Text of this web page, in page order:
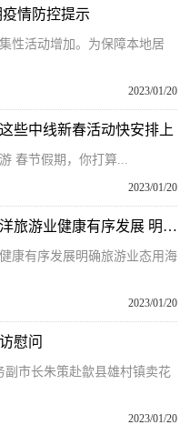
情防控提示
性活动增加。为保障本地居
2023/01/20
些中线新春活动快安排上
研学生态游、乡村风情游、民俗文化游 春节假期，你打算...
2023/01/20
信息：海南出台12条措施助推海洋旅游业健康有序发展 明确旅游业态用海要素保障
康有序发展明确旅游业态用海
2023/01/20
慰问
副市长朱策赴歙县雄村镇卖花
2023/01/20